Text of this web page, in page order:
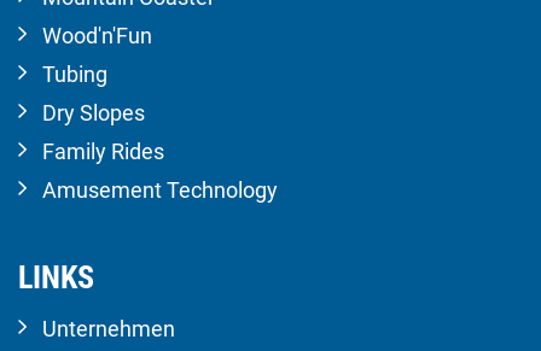
Wood'n'Fun
Tubing
Dry Slopes
Family Rides
Amusement Technology
LINKS
Unternehmen